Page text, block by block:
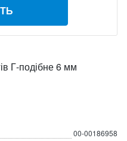
Г-подібне 6 мм
00-00186958